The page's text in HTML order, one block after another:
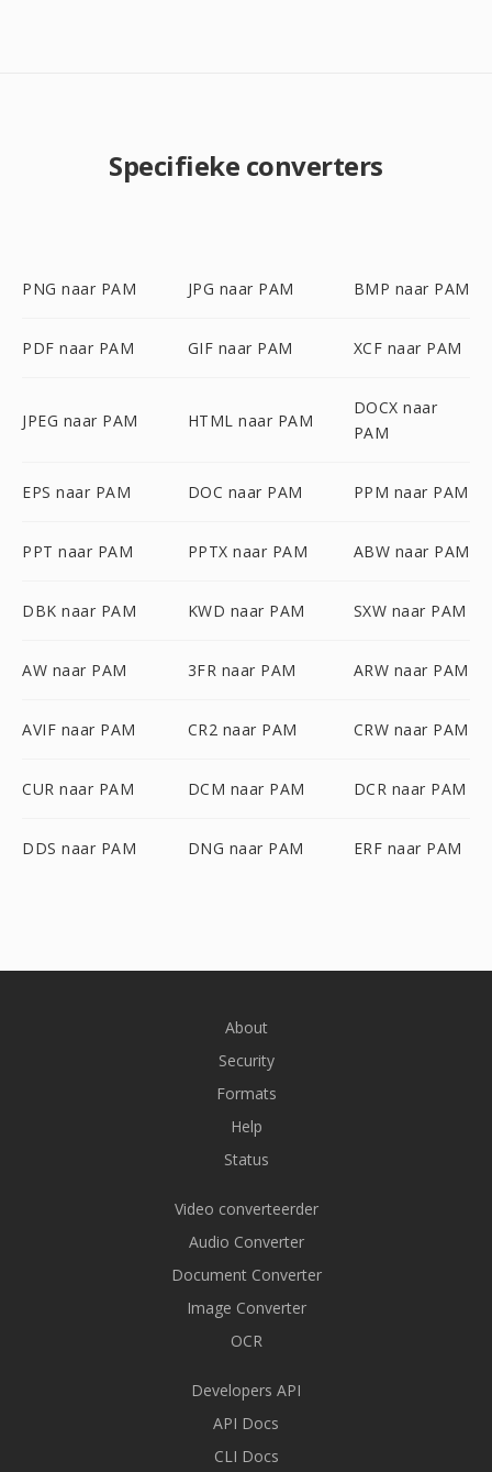
Specifieke converters
PNG naar PAM JPG naar PAM BMP naar PAM
PDF naar PAM GIF naar PAM XCF naar PAM
JPEG naar PAM HTML naar PAM
DOCX naar
PAM
EPS naar PAM DOC naar PAM PPM naar PAM
PPT naar PAM PPTX naar PAM ABW naar PAM
DBK naar PAM KWD naar PAM SXW naar PAM
AW naar PAM 3FR naar PAM ARW naar PAM
AVIF naar PAM CR2 naar PAM CRW naar PAM
CUR naar PAM DCM naar PAM DCR naar PAM
DDS naar PAM DNG naar PAM ERF naar PAM
About
Security
Formats
Help
Status
Video converteerder
Audio Converter
Document Converter
Image Converter
OCR
Developers API
API Docs
CLI Docs